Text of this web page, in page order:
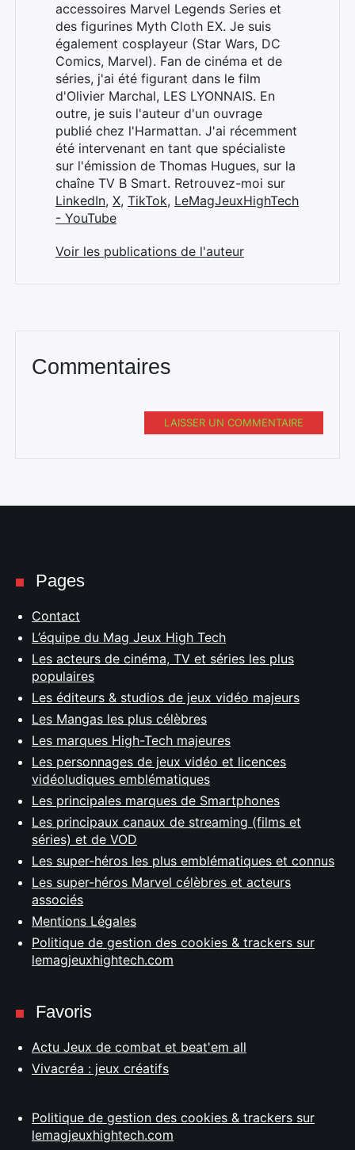
accessoires Marvel Legends Series et
des figurines Myth Cloth EX. Je suis
également cosplayeur (Star Wars, DC
Comics, Marvel). Fan de cinéma et de
séries, j'ai été figurant dans le film
d'Olivier Marchal, LES LYONNAIS. En
outre, je suis l'auteur d'un ouvrage
publié chez l'Harmattan. J'ai récemment
été intervenant en tant que spécialiste
sur l'émission de Thomas Hugues, sur la
chaîne TV B Smart. Retrouvez-moi sur
LinkedIn, X, TikTok, LeMagJeuxHighTech
- YouTube
Voir les publications de l'auteur
Commentaires
LAISSER UN COMMENTAIRE
Pages
Contact
L’équipe du Mag Jeux High Tech
Les acteurs de cinéma, TV et séries les plus
populaires
Les éditeurs & studios de jeux vidéo majeurs
Les Mangas les plus célèbres
Les marques High-Tech majeures
Les personnages de jeux vidéo et licences
vidéoludiques emblématiques
Les principales marques de Smartphones
Les principaux canaux de streaming (films et
séries) et de VOD
Les super-héros les plus emblématiques et connus
Les super-héros Marvel célèbres et acteurs
associés
Mentions Légales
Politique de gestion des cookies & trackers sur
lemagjeuxhightech.com
Favoris
Actu Jeux de combat et beat'em all
Vivacréa : jeux créatifs
Politique de gestion des cookies & trackers sur
lemagjeuxhightech.com